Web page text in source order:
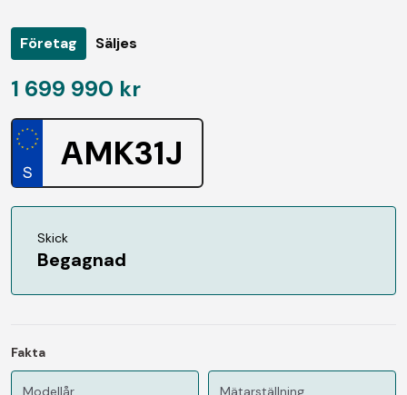
Företag Säljes
1 699 990 kr
AMK31J
Skick
Begagnad
Fakta
Modellår Mätarställning